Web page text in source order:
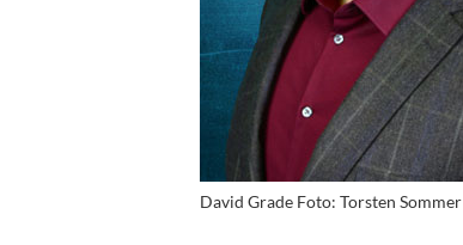
David Grade Foto: Torsten Sommer